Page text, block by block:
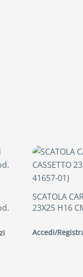
SCATOLA
23X25 H16
Accedi/